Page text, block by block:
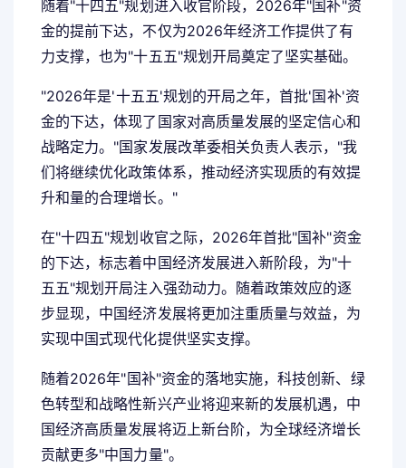
随着"十四五"规划进入收官阶段，2026年"国补"资
金的提前下达，不仅为2026年经济工作提供了有
力支撑，也为"十五五"规划开局奠定了坚实基础。
"2026年是'十五五'规划的开局之年，首批'国补'资
金的下达，体现了国家对高质量发展的坚定信心和
战略定力。"国家发展改革委相关负责人表示，"我
们将继续优化政策体系，推动经济实现质的有效提
升和量的合理增长。"
在"十四五"规划收官之际，2026年首批"国补"资金
的下达，标志着中国经济发展进入新阶段，为"十
五五"规划开局注入强劲动力。随着政策效应的逐
步显现，中国经济发展将更加注重质量与效益，为
实现中国式现代化提供坚实支撑。
随着2026年"国补"资金的落地实施，科技创新、绿
色转型和战略性新兴产业将迎来新的发展机遇，中
国经济高质量发展将迈上新台阶，为全球经济增长
贡献更多"中国力量"。